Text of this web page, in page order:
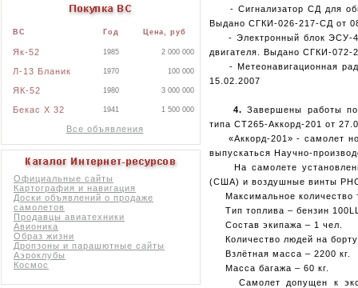
ВС Год Цена, руб
Як-52 1985 2 000 000
Л-13 Бланик 1970 100 000
ЯК-52 1980 3 000 000
Бекас X 32 1941 1 500 000
Все объявления
Официальные сайты
Картография и навигация
Доски объявлений о продаже
самолетов
Продавцы авиатехники
Авионика
Образ жизни
Дропзоны и парашютные сайты
Аэроклубы
Космос
- Сигнализатор СД для
Выдано СГКИ-026-217-СД от
- Электронный блок ЭСУ-
двигателя. Выдано СГКИ-
- Метеонавигационная
15.02.2007
4. Завершены работы
типа СТ265-Аккорд-201 от
«Аккорд-201» - самолет
выпускаться Научно-
На самолете установлены
(США) и воздушные винты
Максимальное количество
Тип топлива – бензин
Состав экипажа – 1 чел.
Количество людей на
Взлётная масса – 2200 кг.
Масса багажа – 60 кг.
Самолет допущен к